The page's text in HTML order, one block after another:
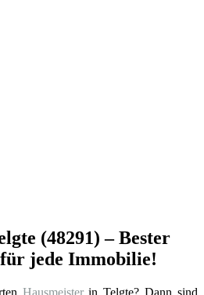
(48291) – Bester
jede Immobilie!
Hausmeisterin Telgte? Dann sind